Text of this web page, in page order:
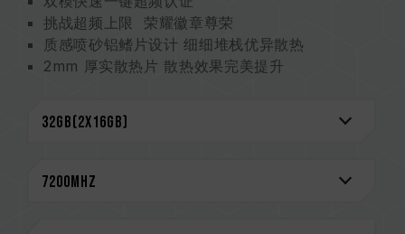
挑战超频上限 荣耀徽章尊荣
质感喷砂铝鳍片设计 细细堆栈优异散热
2mm 厚实散热片 散热效果完美提升
On-Die ECC 除错机制 系统更稳定